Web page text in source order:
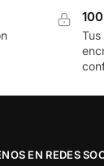
EN REDES